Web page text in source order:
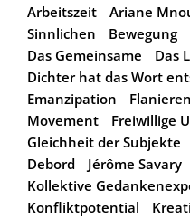
Arbeitszeit
Ariane
Sinnlichen
Bewegung
Das Gemeinsame
Das
Dichter hat das Wort
Emanzipation
Flanieren
Movement
Freiwillige
Gleichheit der Subjekte
Debord
Jérôme Savary
Kollektive
Konfliktpotential